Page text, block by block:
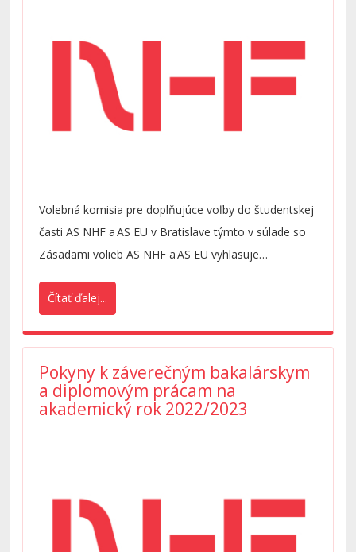
Volebná komisia pre doplňujúce voľby do študentskej
časti AS NHF a AS EU v Bratislave týmto v súlade so
Zásadami volieb AS NHF a AS EU vyhlasuje
pravidlá, termín a spôsob uskutočnenia volieb.
Čítať ďalej...
Pokyny k záverečným bakalárskym
a diplomovým prácam na
akademický rok 2022/2023